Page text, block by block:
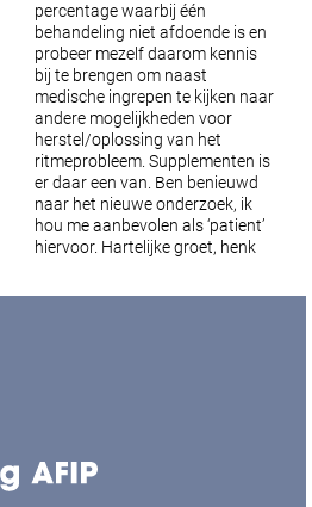
percentage waarbij één
behandeling niet afdoende is en
probeer mezelf daarom kennis
bij te brengen om naast
medische ingrepen te kijken naar
andere mogelijkheden voor
herstel/oplossing van het
ritmeprobleem. Supplementen is
er daar een van. Ben benieuwd
naar het nieuwe onderzoek, ik
hou me aanbevolen als ‘patient’
hiervoor. Hartelijke groet, henk